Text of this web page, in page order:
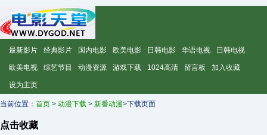
最新影片 经典影片 国内电影 欧美电影 日韩电影 华语电视 日韩电视
欧美电视 综艺节目 动漫资源 游戏下载 1024高清 留言板 加入收藏
设为主页
当前位置： 首页 > 动漫下载 > 新番动漫>下载页面
点击收藏